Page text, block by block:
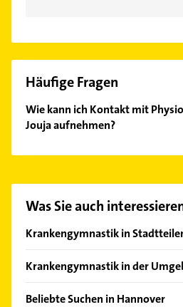
Häufige Fragen
Wie kann ich Kontakt mit
Jouja aufnehmen?
finden Sie alleKontaktdaten.
Was Sie auch
Krankengymnastik in
Ahlem
Badenstedt
Krankengymnastik in der
Hemmingen Hannover
Beliebte Suchen in Hannover